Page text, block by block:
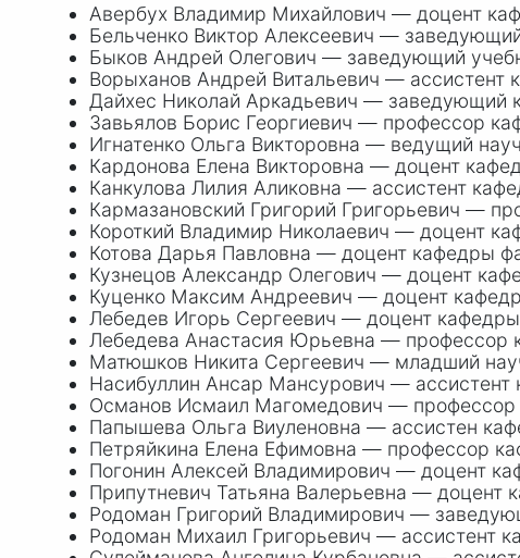
Авербух Владимир Михайлович — доцент
Бельченко Виктор Алексеевич —
Быков Андрей Олегович — заведующий
Ворыханов Андрей Витальевич — ассистент
Дайхес Николай Аркадьевич — заведующий
Завьялов Борис Георгиевич — профессор
Игнатенко Ольга Викторовна — ведущий
Кардонова Елена Викторовна — доцент
Канкулова Лилия Аликовна — ассистент
Кармазановский Григорий Григорьевич —
Короткий Владимир Николаевич — доцент
Котова Дарья Павловна — доцент кафедры
Кузнецов Александр Олегович — доцент
Куценко Максим Андреевич — доцент
Лебедев Игорь Сергеевич — доцент
Лебедева Анастасия Юрьевна — профессор
Матюшков Никита Сергеевич — младший
Насибуллин Ансар Мансурович —
Османов Исмаил Магомедович — профессор
Папышева Ольга Виуленовна — ассистен
Петряйкина Елена Ефимовна — профессор
Погонин Алексей Владимирович — доцент
Припутневич Татьяна Валерьевна — доцент
Родоман Григорий Владимирович —
Родоман Михаил Григорьевич — ассистент